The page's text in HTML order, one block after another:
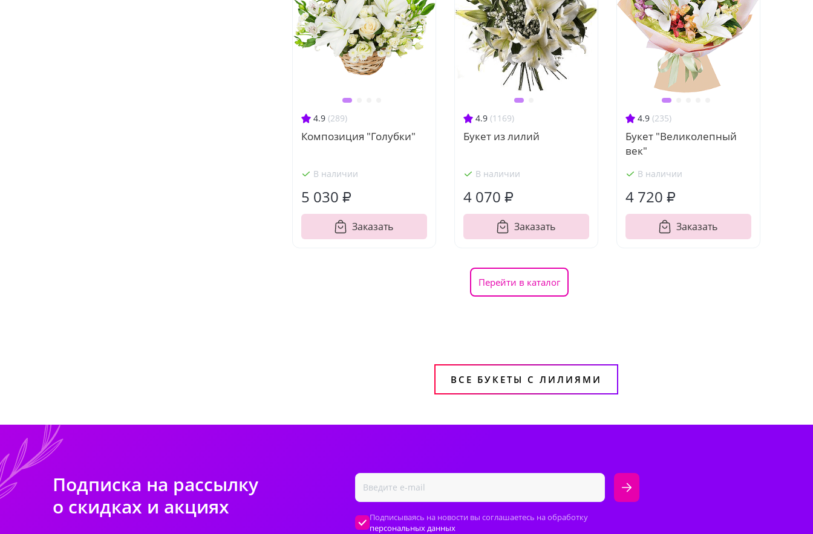
4.9 (289)
Композиция "Голубки"
В наличии
5 030 ₽
Заказать
4.9 (1169)
Букет из лилий
В наличии
4 070 ₽
Заказать
4.9 (235)
Букет "Великолепный
век"
В наличии
4 720 ₽
Заказать
Перейти в каталог
ВСЕ БУКЕТЫ С ЛИЛИЯМИ
Подписка на рассылку
о скидках и акциях
Подписываясь на новости вы соглашаетесь на обработку
персональных данных